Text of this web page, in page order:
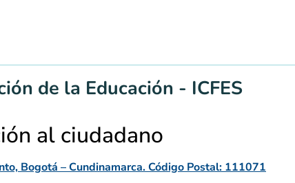
de la Educación - ICFES
al ciudadano
Bogotá – Cundinamarca. Código Postal: 111071